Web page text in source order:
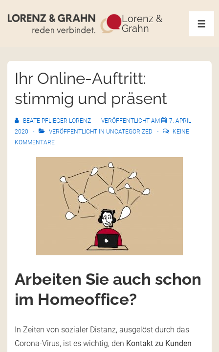
Lorenz &
Grahn
Ihr Online-Auftritt:
stimmig und präsent
BEATE PFLIEGER-LORENZ VERÖFFENTLICHT AM
7. APRIL
2020
VERÖFFENTLICHT IN UNCATEGORIZED
KEINE
KOMMENTARE
Arbeiten Sie auch schon
im Homeoffice?
In Zeiten von sozialer Distanz, ausgelöst durch das
Corona-Virus, ist es wichtig, den Kontakt zu Kunden